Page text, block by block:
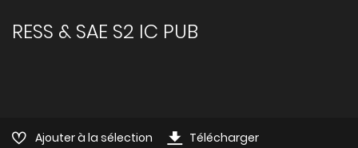
RESS & SAE S2 IC PUB
Ajouter à la sélection Télécharger